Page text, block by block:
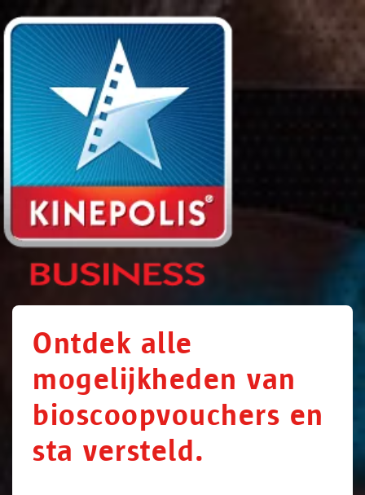
Ontdek alle
mogelijkheden van
bioscoopvouchers en
sta versteld.